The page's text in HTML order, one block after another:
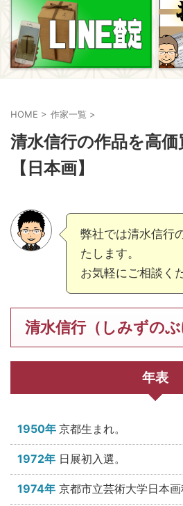
HOME > 作家一覧 >
清水信行の作品を高
【日本画】
弊社では清水信行
たします。
お気軽にご相談く
清水信行（しみずの
年表
1950年 京都生まれ。
1972年 日展初入選。
1974年 京都市立芸術大学日本画